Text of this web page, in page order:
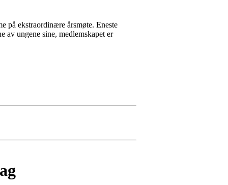
på ekstraordinære årsmøte. Eneste
av ungene sine, medlemskapet er